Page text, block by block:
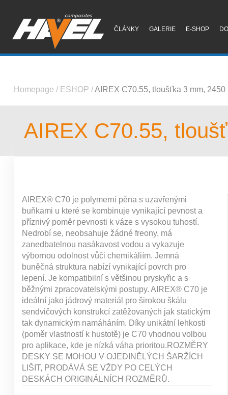
ČLÁNKY GALERIE E-SHOP
Homepage / ESHOP /AIREX C70.55, tloušťka 3 mm, 2450
AIREX C70.55,
AIREX® C70 je polymerní pěna s uzavřenými
buňkami u které se kombinuje vynikající pevnost a
příznivý poměr pevnosti k váze s vysokou tuhostí.
Nedrobí se, neobsahuje žádné freony, má
zanedbatelnou nasákavost vodou a vykazuje
výbornou odolnost vůči chemikáliím. Jemná
buněčná struktura nabízí vynikající povrch pro
lepení. Je kompatibilní s většinou pryskyřic a s
běžnými zpracovatelskými postupy. AIREX® C70 je
ideální jako jádrový materiál pro širokou škálu
sendvičových konstrukcí zatěžovaných jak statickým
tak dynamickým namáháním. Díky unikátní lehkosti
(poměr vlastností k hustotě) je C70 vhodnou volbou
pro aplikace, kde je nízká váha prioritou.ROZMĚRY
DESKY SE MOHOU V OJEDINĚLÝCH ŠARŽÍCH
LIŠIT, PRODÁVÁ SE VŽDY PO CELÝCH
DESKÁCH ORIGINÁLNÍCH ROZMĚRŮ.